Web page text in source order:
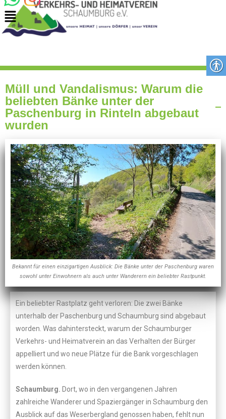
Müll und Vandalismus: Warum die
beliebten Bänke unter der
Paschenburg in Rinteln abgebaut
wurden
Bekannt für einen einzigartigen Ausblick: Die Bänke unter der Paschenburg waren
sowohl unter Einwohnern als auch unter Wanderern ein beliebter Rastpunkt.
Ein beliebter Rastplatz geht verloren: Die zwei Bänke
unterhalb der Paschenburg und Schaumburg sind abgebaut
worden. Was dahintersteckt, warum der Schaumburger
Verkehrs- und Heimatverein an das Verhalten der Bürger
appelliert und wo neue Plätze für die Bank vorgeschlagen
werden können.
Schaumburg. Dort, wo in den vergangenen Jahren
zahlreiche Wanderer und Spaziergänger in Schaumburg den
Ausblick auf das Weserbergland genossen haben, fehlt nun